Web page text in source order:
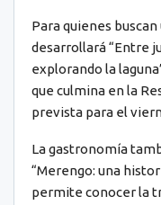
Para quienes
desarrollará “Entre
explorando la
que culmina en la
prevista para el
La gastronomía
“Merengo: una
permite conocer la